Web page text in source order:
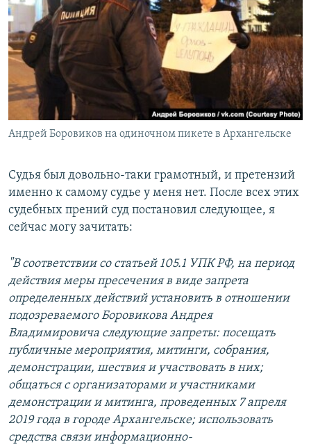
Андрей Боровиков на одиночном пикете в Архангельске
Судья был довольно-таки грамотный, и претензий
именно к самому судье у меня нет. После всех этих
судебных прений суд постановил следующее, я
сейчас могу зачитать:
"В соответствии со статьей 105.1 УПК РФ, на период
действия меры пресечения в виде запрета
определенных действий установить в отношении
подозреваемого Боровикова Андрея
Владимировича следующие запреты: посещать
публичные мероприятия, митинги, собрания,
демонстрации, шествия и участвовать в них;
общаться с организаторами и участниками
демонстрации и митинга, проведенных 7 апреля
2019 года в городе Архангельске; использовать
средства связи информационно-